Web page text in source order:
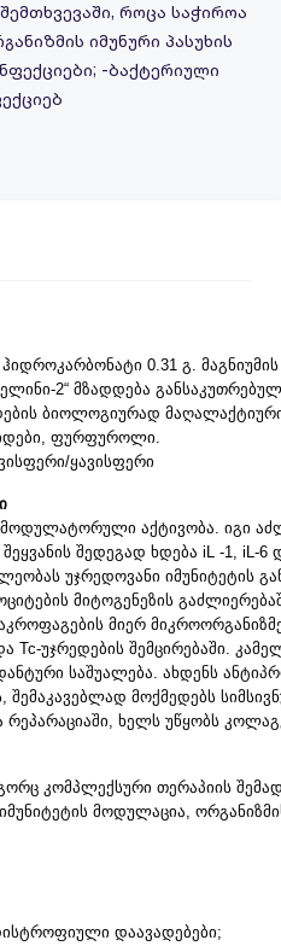
როცა საჭიროა
იმუნური პასუხის
-ბაქტერიული
ჰიდროკარბონატი 0.31 გ.
2“ მზადდება
ბიოლოგიურად
ფურფუროლი.
ყავისფერი
აქტივობა. იგი
შეყვანის შედეგად ხდება iL -1, iL-
უჯრედოვანი იმუნიტეტის
მიტოგენეზის
მიერ
Tc-უჯრედების შემცირებაში.
საშუალება. ახდენს
მოქმედებს
რეპარაციაში, ხელს უწყობს
კომპლექსური თერაპიის
მოდულაცია,
დაავადებები;